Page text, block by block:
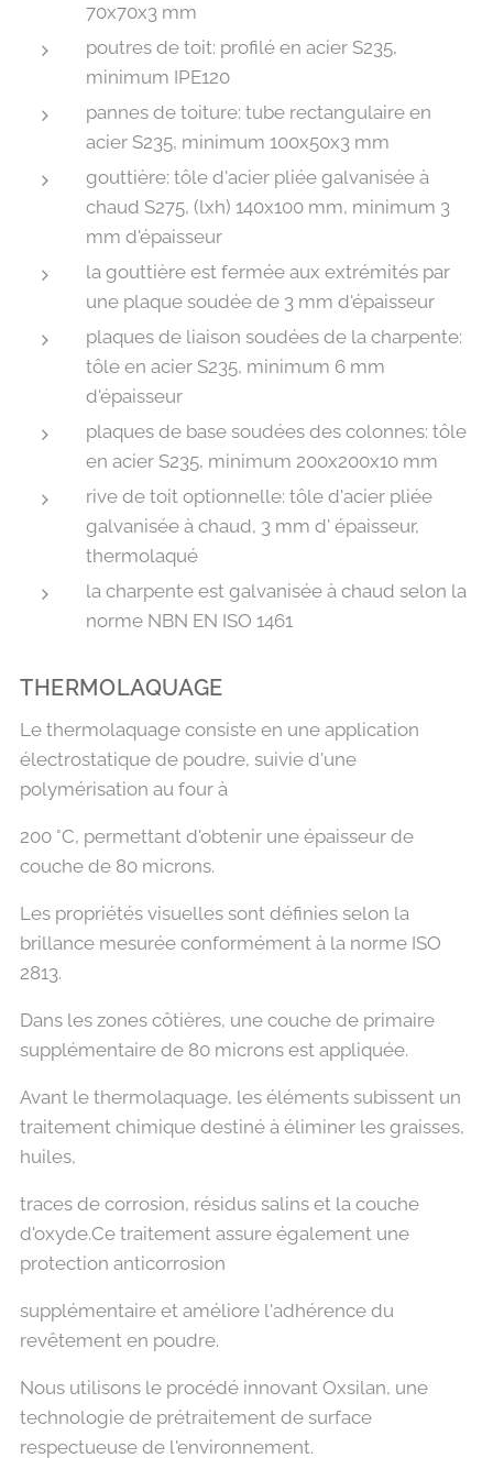
70x70x3 mm
poutres de toit: profilé en acier S235,
minimum IPE120
pannes de toiture: tube rectangulaire en
acier S235, minimum 100x50x3 mm
gouttière: tôle d'acier pliée galvanisée à
chaud S275, (lxh) 140x100 mm, minimum 3
mm d'épaisseur
la gouttière est fermée aux extrémités par
une plaque soudée de 3 mm d'épaisseur
plaques de liaison soudées de la charpente:
tôle en acier S235, minimum 6 mm
d'épaisseur
plaques de base soudées des colonnes: tôle
en acier S235, minimum 200x200x10 mm
rive de toit optionnelle: tôle d'acier pliée
galvanisée à chaud, 3 mm d' épaisseur,
thermolaqué
la charpente est galvanisée à chaud selon la
norme NBN EN ISO 1461
THERMOLAQUAGE
Le thermolaquage consiste en une application
électrostatique de poudre, suivie d'une
polymérisation au four à
200 °C, permettant d'obtenir une épaisseur de
couche de 80 microns.
Les propriétés visuelles sont définies selon la
brillance mesurée conformément à la norme ISO
2813.
Dans les zones côtières, une couche de primaire
supplémentaire de 80 microns est appliquée.
Avant le thermolaquage, les éléments subissent un
traitement chimique destiné à éliminer les graisses,
huiles,
traces de corrosion, résidus salins et la couche
d'oxyde.Ce traitement assure également une
protection anticorrosion
supplémentaire et améliore l'adhérence du
revêtement en poudre.
Nous utilisons le procédé innovant Oxsilan, une
technologie de prétraitement de surface
respectueuse de l'environnement.